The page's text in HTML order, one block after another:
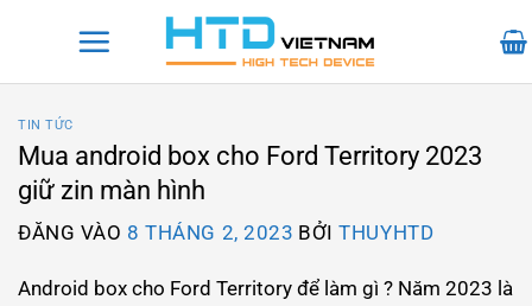
TIN TỨC
Mua android box cho Ford Territory 2023
giữ zin màn hình
ĐĂNG VÀO 8 THÁNG 2, 2023 BỞITHUYHTD
Android box cho Ford Territory để làm gì ? Năm 2023 là